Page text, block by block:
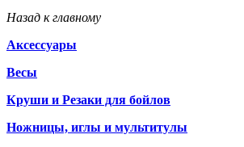
Назад к главному
Аксессуары
Весы
Круши и Резаки для бойлов
Ножницы, иглы и мультитулы